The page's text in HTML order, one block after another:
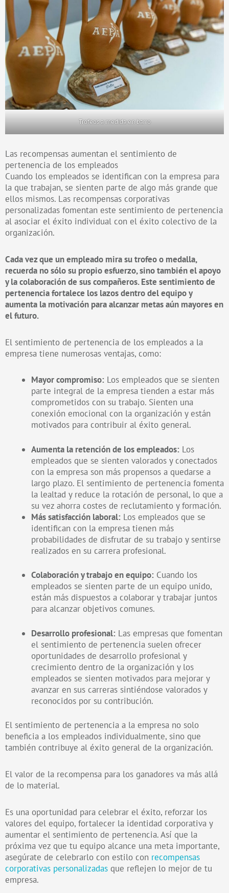
Trofeos a medida en barro
Las recompensas aumentan el sentimiento de
pertenencia de los empleados
Cuando los empleados se identifican con la empresa para
la que trabajan, se sienten parte de algo más grande que
ellos mismos. Las recompensas corporativas
personalizadas fomentan este sentimiento de pertenencia
al asociar el éxito individual con el éxito colectivo de la
organización.
Cada vez que un empleado mira su trofeo o medalla,
recuerda no sólo su propio esfuerzo, sino también el apoyo
y la colaboración de sus compañeros. Este sentimiento de
pertenencia fortalece los lazos dentro del equipo y
aumenta la motivación para alcanzar metas aún mayores en
el futuro.
El sentimiento de pertenencia de los empleados a la
empresa tiene numerosas ventajas, como:
Mayor compromiso: Los empleados que se sienten
parte integral de la empresa tienden a estar más
comprometidos con su trabajo. Sienten una
conexión emocional con la organización y están
motivados para contribuir al éxito general.
Aumenta la retención de los empleados: Los
empleados que se sienten valorados y conectados
con la empresa son más propensos a quedarse a
largo plazo. El sentimiento de pertenencia fomenta
la lealtad y reduce la rotación de personal, lo que a
su vez ahorra costes de reclutamiento y formación.
Más satisfacción laboral: Los empleados que se
identifican con la empresa tienen más
probabilidades de disfrutar de su trabajo y sentirse
realizados en su carrera profesional.
Colaboración y trabajo en equipo: Cuando los
empleados se sienten parte de un equipo unido,
están más dispuestos a colaborar y trabajar juntos
para alcanzar objetivos comunes.
Desarrollo profesional: Las empresas que fomentan
el sentimiento de pertenencia suelen ofrecer
oportunidades de desarrollo profesional y
crecimiento dentro de la organización y los
empleados se sienten motivados para mejorar y
avanzar en sus carreras sintiéndose valorados y
reconocidos por su contribución.
El sentimiento de pertenencia a la empresa no solo
beneficia a los empleados individualmente, sino que
también contribuye al éxito general de la organización.
El valor de la recompensa para los ganadores va más allá
de lo material.
Es una oportunidad para celebrar el éxito, reforzar los
valores del equipo, fortalecer la identidad corporativa y
aumentar el sentimiento de pertenencia. Así que la
próxima vez que tu equipo alcance una meta importante,
asegúrate de celebrarlo con estilo con recompensas
corporativas personalizadas que reflejen lo mejor de tu
empresa.